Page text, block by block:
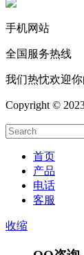
手机网站
全国服务热线
我们热忱欢迎
Copyright ©
首页
产品
电话
客服
收缩